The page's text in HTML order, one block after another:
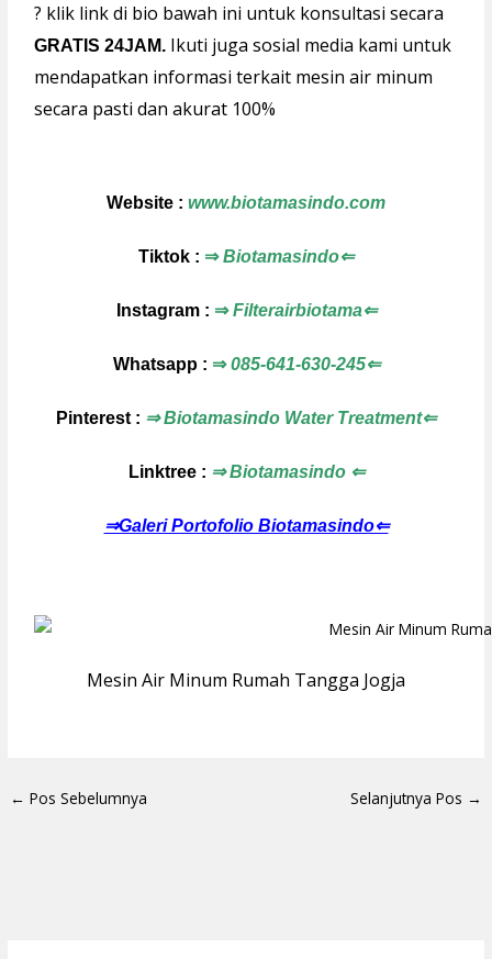
? klik link di bio bawah ini untuk konsultasi secara
GRATIS 24JAM. Ikuti juga sosial media kami untuk
mendapatkan informasi terkait mesin air minum
secara pasti dan akurat 100%
Website : www.biotamasindo.com
Tiktok : ⇒Biotamasindo⇐
Instagram : ⇒Filterairbiotama⇐
Whatsapp : ⇒085-641-630-245⇐
Pinterest : ⇒ Biotamasindo Water Treatment⇐
Linktree : ⇒ Biotamasindo ⇐
⇒Galeri Portofolio Biotamasindo⇐
Mesin Air Minum Rumah Tangga Jogja
← Pos Sebelumnya Selanjutnya Pos →